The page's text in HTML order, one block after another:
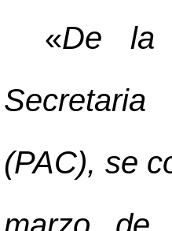
«De la
(PAC), se